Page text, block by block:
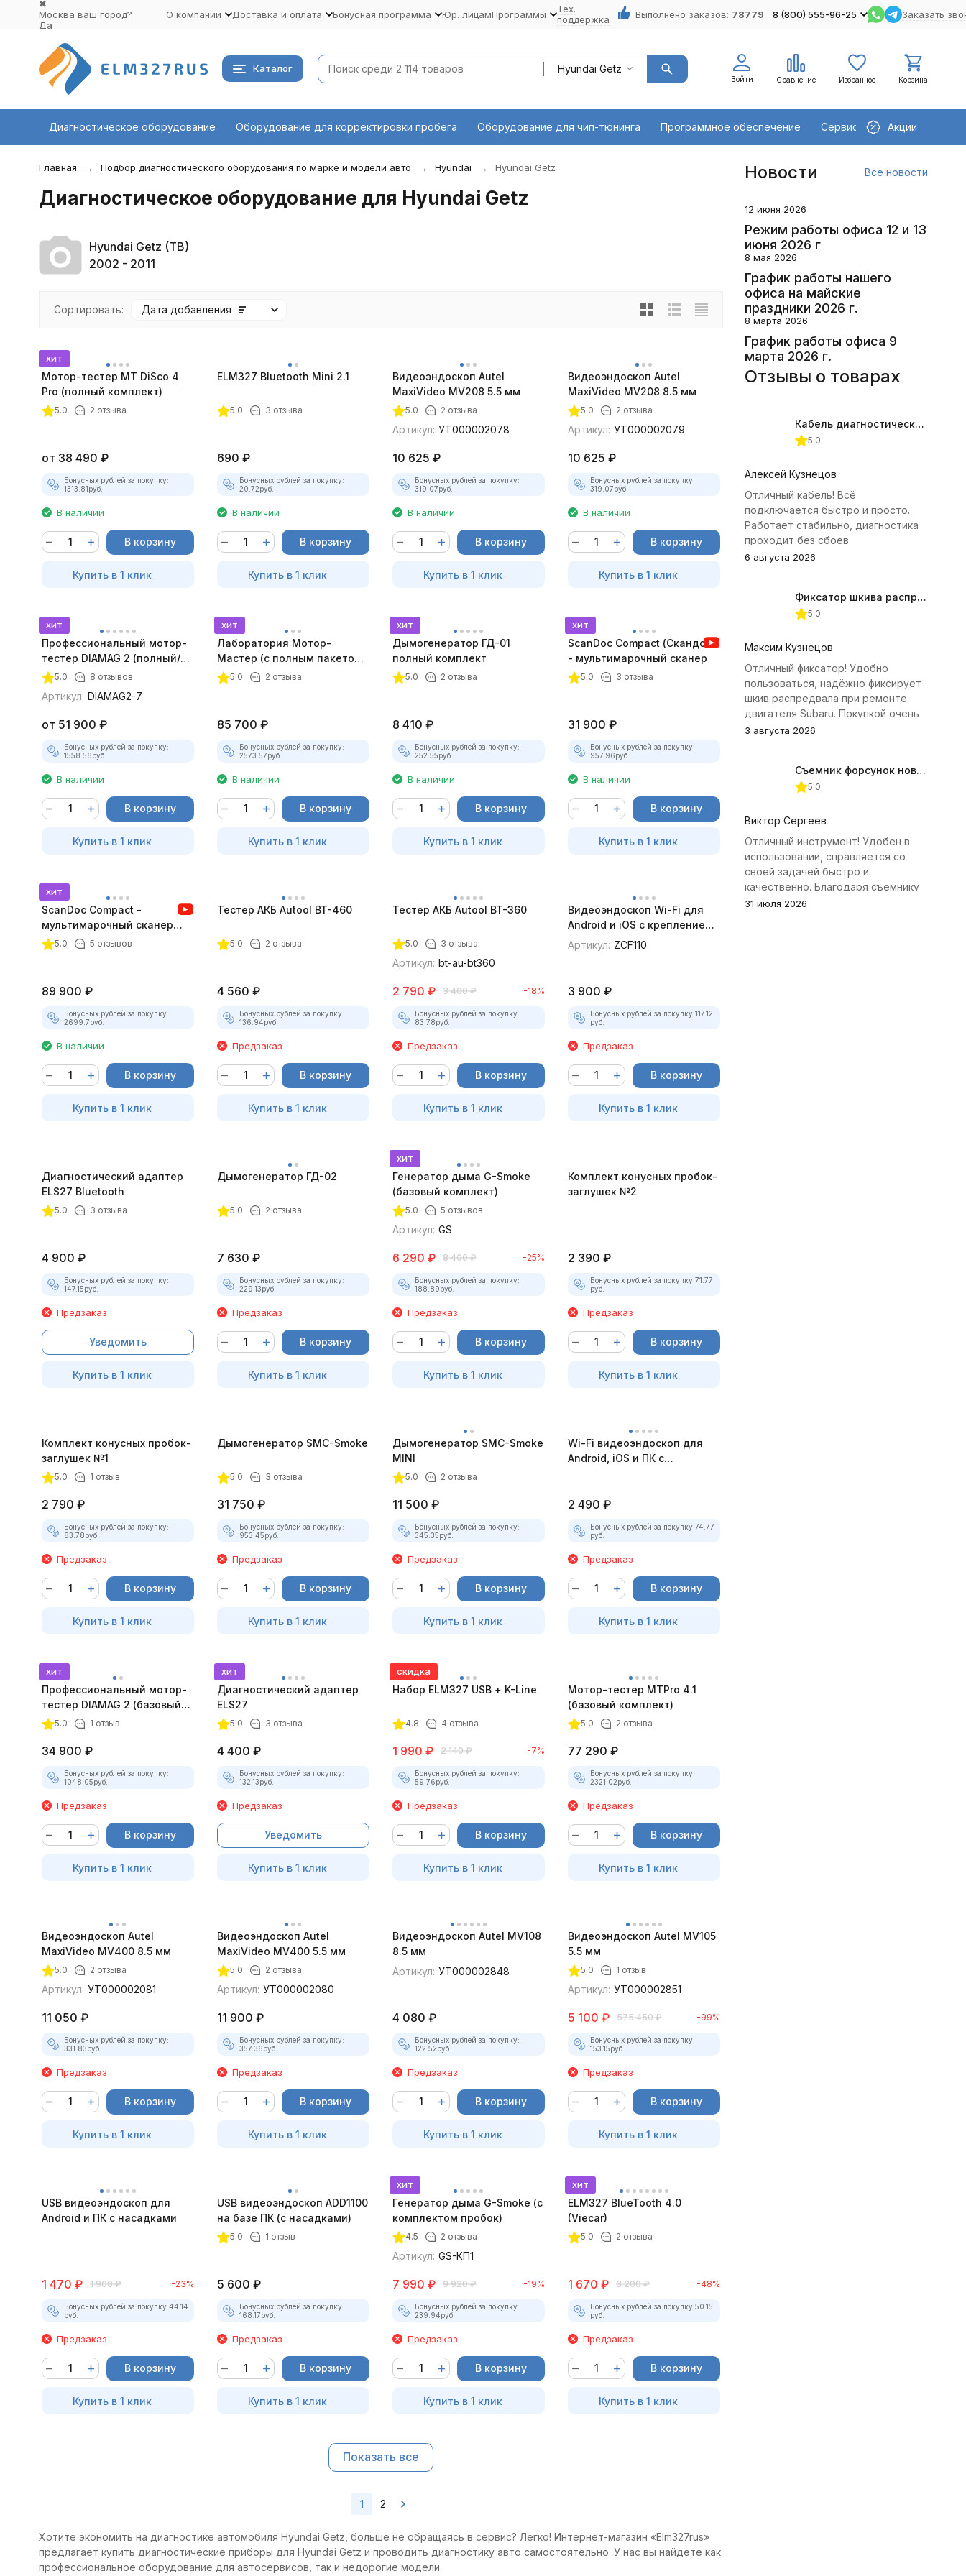
✖
Москва ваш город?
Да
О компании Доставка и оплата Бонусная программа Юр. лицамПрограммы
Тех.
поддержка
Выполнено заказов: 78779 8 (800) 555-96-25 Заказать
Каталог Hyundai Getz
Войти Сравнение Избранное Корзина
Диагностическое оборудование Оборудование для корректировки пробега Оборудование для чип-тюнинга Программное обеспечение Сервисное оборудование
Акции
Главная Подбор диагностического оборудования по марке и модели авто Hyundai Hyundai Getz
Диагностическое оборудование для Hyundai Getz
Hyundai Getz (TB)
2002 - 2011
Сортировать: Дата добавления
хит
Мотор-тестер MT DiSco 4
Pro (полный комплект)
5.0 2 отзыва
от 38 490 ₽
Бонусных рублей за покупку:
1313.81руб.
В наличии
В корзину
Купить в 1 клик
ELM327 Bluetooth Mini 2.1
5.0 3 отзыва
690 ₽
Бонусных рублей за покупку:
20.72руб.
В наличии
В корзину
Купить в 1 клик
Видеоэндоскоп Autel
MaxiVideo MV208 5.5 мм
5.0 2 отзыва
Артикул: УТ000002078
10 625 ₽
Бонусных рублей за покупку:
319.07руб.
В наличии
В корзину
Купить в 1 клик
Видеоэндоскоп Autel
MaxiVideo MV208 8.5 мм
5.0 2 отзыва
Артикул: УТ000002079
10 625 ₽
Бонусных рублей за покупку:
319.07руб.
В наличии
В корзину
Купить в 1 клик
хит
Профессиональный мотор-
тестер DIAMAG 2 (полный/
максимальный комплект)
5.0 8 отзывов
Артикул: DIAMAG2-7
от 51 900 ₽
Бонусных рублей за покупку:
1558.56руб.
В наличии
В корзину
Купить в 1 клик
хит
Лаборатория Мотор-
Мастер (с полным пакетом
лицензий)
5.0 2 отзыва
85 700 ₽
Бонусных рублей за покупку:
2573.57руб.
В наличии
В корзину
Купить в 1 клик
хит
Дымогенератор ГД-01
полный комплект
5.0 2 отзыва
8 410 ₽
Бонусных рублей за покупку:
252.55руб.
В наличии
В корзину
Купить в 1 клик
хит
ScanDoc Compact (Скандок)
- мультимарочный сканер
5.0 3 отзыва
31 900 ₽
Бонусных рублей за покупку:
957.96руб.
В наличии
В корзину
Купить в 1 клик
хит
ScanDoc Compact -
мультимарочный сканер
(Полный)
5.0 5 отзывов
89 900 ₽
Бонусных рублей за покупку:
2699.7руб.
В наличии
В корзину
Купить в 1 клик
Тестер АКБ Autool BT-460
5.0 2 отзыва
4 560 ₽
Бонусных рублей за покупку:
136.94руб.
Предзаказ
В корзину
Купить в 1 клик
Тестер АКБ Autool BT-360
5.0 3 отзыва
Артикул: bt-au-bt360
2 790 ₽ 3 400 ₽ -18%
Бонусных рублей за покупку:
83.78руб.
Предзаказ
В корзину
Купить в 1 клик
Видеоэндоскоп Wi-Fi для
Android и iOS с креплением
для смартфона
Артикул: ZCF110
3 900 ₽
Бонусных рублей за покупку:117.12
руб.
Предзаказ
В корзину
Купить в 1 клик
Диагностический адаптер
ELS27 Bluetooth
5.0 3 отзыва
4 900 ₽
Бонусных рублей за покупку:
147.15руб.
Предзаказ
Уведомить
Купить в 1 клик
Дымогенератор ГД-02
5.0 2 отзыва
7 630 ₽
Бонусных рублей за покупку:
229.13руб.
Предзаказ
В корзину
Купить в 1 клик
хит
Генератор дыма G-Smoke
(базовый комплект)
5.0 5 отзывов
Артикул: GS
6 290 ₽ 8 400 ₽ -25%
Бонусных рублей за покупку:
188.89руб.
Предзаказ
В корзину
Купить в 1 клик
Комплект конусных пробок-
заглушек №2
2 390 ₽
Бонусных рублей за покупку:71.77
руб.
Предзаказ
В корзину
Купить в 1 клик
Комплект конусных пробок-
заглушек №1
5.0 1 отзыв
2 790 ₽
Бонусных рублей за покупку:
83.78руб.
Предзаказ
В корзину
Купить в 1 клик
Дымогенератор SMC-Smoke
5.0 3 отзыва
31 750 ₽
Бонусных рублей за покупку:
953.45руб.
Предзаказ
В корзину
Купить в 1 клик
Дымогенератор SMC-Smoke
MINI
5.0 2 отзыва
11 500 ₽
Бонусных рублей за покупку:
345.35руб.
Предзаказ
В корзину
Купить в 1 клик
Wi-Fi видеоэндоскоп для
Android, iOS и ПК с
2 490 ₽
Бонусных рублей за покупку:74.77
руб.
Предзаказ
В корзину
Купить в 1 клик
хит
Профессиональный мотор-
тестер DIAMAG 2 (базовый
комплект)
5.0 1 отзыв
34 900 ₽
Бонусных рублей за покупку:
1048.05руб.
Предзаказ
В корзину
Купить в 1 клик
хит
Диагностический адаптер
ELS27
5.0 3 отзыва
4 400 ₽
Бонусных рублей за покупку:
132.13руб.
Предзаказ
Уведомить
Купить в 1 клик
скидка
Набор ELM327 USB + K-Line
4.8 4 отзыва
1 990 ₽ 2 140 ₽ -7%
Бонусных рублей за покупку:
59.76руб.
Предзаказ
В корзину
Купить в 1 клик
Мотор-тестер MTPro 4.1
(базовый комплект)
5.0 2 отзыва
77 290 ₽
Бонусных рублей за покупку:
2321.02руб.
Предзаказ
В корзину
Купить в 1 клик
Видеоэндоскоп Autel
MaxiVideo MV400 8.5 мм
5.0 2 отзыва
Артикул: УТ000002081
11 050 ₽
Бонусных рублей за покупку:
331.83руб.
Предзаказ
В корзину
Купить в 1 клик
Видеоэндоскоп Autel
MaxiVideo MV400 5.5 мм
5.0 2 отзыва
Артикул: УТ000002080
11 900 ₽
Бонусных рублей за покупку:
357.36руб.
Предзаказ
В корзину
Купить в 1 клик
Видеоэндоскоп Autel MV108
8.5 мм
Артикул: УТ000002848
4 080 ₽
Бонусных рублей за покупку:
122.52руб.
Предзаказ
В корзину
Купить в 1 клик
Видеоэндоскоп Autel MV105
5.5 мм
5.0 1 отзыв
Артикул: УТ000002851
5 100 ₽ 575 450 ₽ -99%
Бонусных рублей за покупку:
153.15руб.
Предзаказ
В корзину
Купить в 1 клик
USB видеоэндоскоп для
Android и ПК с насадками
1 470 ₽ 1 900 ₽ -23%
Бонусных рублей за покупку:44.14
руб.
Предзаказ
В корзину
Купить в 1 клик
USB видеоэндоскоп ADD1100
на базе ПК (с насадками)
5.0 1 отзыв
5 600 ₽
Бонусных рублей за покупку:
168.17руб.
Предзаказ
В корзину
Купить в 1 клик
хит
Генератор дыма G-Smoke (c
комплектом пробок)
4.5 2 отзыва
Артикул: GS-КП1
7 990 ₽ 9 920 ₽ -19%
Бонусных рублей за покупку:
239.94руб.
Предзаказ
В корзину
Купить в 1 клик
хит
ELM327 BlueTooth 4.0
(Viecar)
5.0 2 отзыва
1 670 ₽ 3 200 ₽ -48%
Бонусных рублей за покупку:50.15
руб.
Предзаказ
В корзину
Купить в 1 клик
Показать все
1 2
Хотите экономить на диагностике автомобиля Hyundai Getz, больше не обращаясь в сервис? Легко! Интернет-магазин «Elm327rus»
предлагает купить диагностические приборы для Hyundai Getz и проводить диагностику авто самостоятельно. У нас вы найдете как
профессиональное оборудование для автосервисов, так и недорогие модели.
Новости Все новости
12 июня 2026
Режим работы офиса 12 и 13
июня 2026 г
8 мая 2026
График работы нашего
офиса на майские
праздники 2026 г.
8 марта 2026
График работы офиса 9
марта 2026 г.
Отзывы о товарах
Кабель диагностический ГАЗ 24 для АВТОАС
5.0
Алексей Кузнецов
Отличный кабель! Всё
подключается быстро и просто.
Работает стабильно, диагностика
проходит без сбоев.
6 августа 2026
Фиксатор шкива распредвала (Subaru) JTC-4409
5.0
Максим Кузнецов
Отличный фиксатор! Удобно
пользоваться, надёжно фиксирует
шкив распредвала при ремонте
двигателя Subaru. Покупкой очень
доволен.
3 августа 2026
Съемник форсунок новых дизельных двигателей Jonnesway
5.0
Виктор Сергеев
Отличный инструмент! Удобен в
использовании, справляется со
своей задачей быстро и
качественно. Благодаря съемнику
удалось избежать лишних хлопот с
31 июля 2026